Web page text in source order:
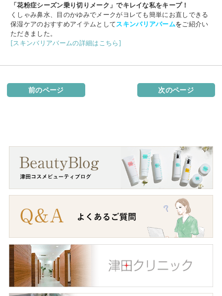
「花粉症シーズン乗り切りメーク」でキレイな私をキープ！
くしゃみ鼻水、目のかゆみでメークがヨレても簡単にお直しできる
保湿ケアのおすすめアイテムとしてスキンバリアバームを ご紹介い
ただきました。
[スキンバリアバームの詳細はこちら]
前のページ 次のページ